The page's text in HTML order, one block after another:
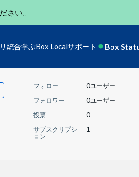
さい。
統合学ぶBox Localサポート Box
フォロー
0ユーザー
フォロワー
0ユーザー
投票
0
サブスクリプシ
ョン
1